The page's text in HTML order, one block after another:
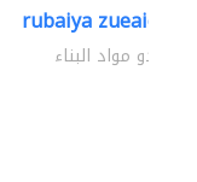
rubaiya zueaid
موردو مواد البناء